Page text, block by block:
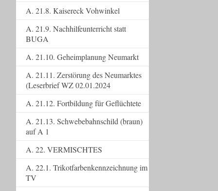
A. 21.8. Kaisereck Vohwinkel
A. 21.9. Nachhilfeunterricht statt
BUGA
A. 21.10. Geheimplanung Neumarkt
A. 21.11. Zerstörung des Neumarktes
(Leserbrief WZ 02.01.2024
A. 21.12. Fortbildung für Geflüchtete
A. 21.13. Schwebebahnschild (braun)
auf A 1
A. 22. VERMISCHTES
A. 22.1. Trikotfarbenkennzeichnung im
TV